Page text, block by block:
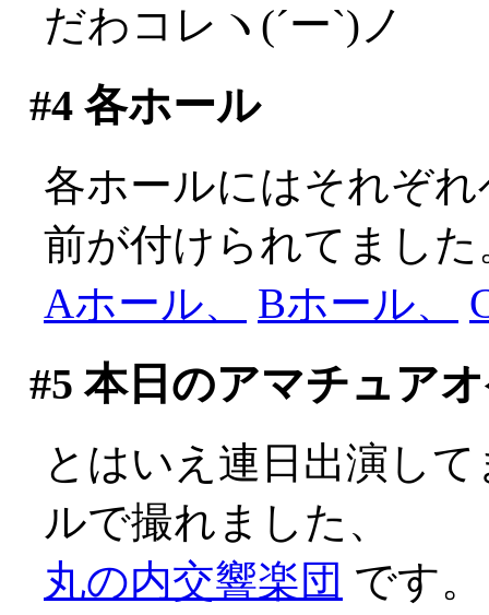
だわコレヽ(´ー`)ノ
#4各ホール
各ホールにはそれぞ
前が付けられてました
Aホール、
Bホール、
#5 本日のアマチュア
とはいえ連日出演し
ルで撮れました、
丸の内交響楽団 です。